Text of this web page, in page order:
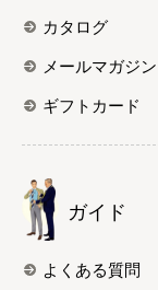
カタログ
メールマガジン
ギフトカード
ガイド
よくある質問